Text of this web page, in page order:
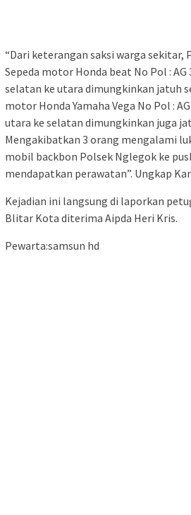
“Dari keterangan saksi warga sekitar,
Sepeda motor Honda beat No Pol : AG
selatan ke utara dimungkinkan jatuh
motor Honda Yamaha Vega No Pol :
utara ke selatan dimungkinkan juga
Mengakibatkan 3 orang mengalami
mobil backbon Polsek Nglegok ke
mendapatkan perawatan”. Ungkap
Kejadian ini langsung di laporkan
Blitar Kota diterima Aipda Heri Kris.
Pewarta:samsun hd